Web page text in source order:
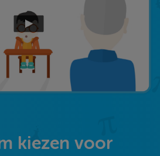
kiezen voor